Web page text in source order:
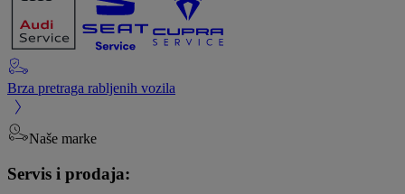
Brza pretraga rabljenih vozila
Naše marke
Servis i prodaja: